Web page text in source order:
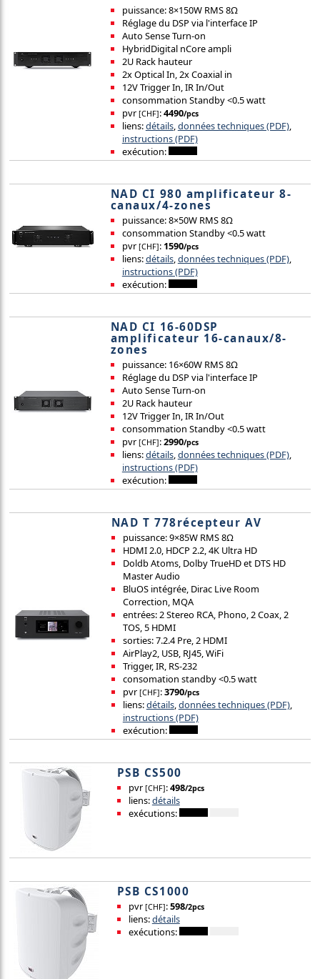
puissance: 8×150W RMS 8Ω
Réglage du DSP via l'interface IP
Auto Sense Turn-on
HybridDigital nCore ampli
2U Rack hauteur
2x Optical In, 2x Coaxial in
12V Trigger In, IR In/Out
consommation Standby <0.5 watt
pvr [CHF]:4490/pcs
liens:détails,données techniques (PDF),
instructions (PDF)
exécution:
NAD CI 980 amplificateur 8-
canaux/4-zones
puissance: 8×50W RMS 8Ω
consommation Standby <0.5 watt
pvr [CHF]: 1590/pcs
liens:détails,données techniques (PDF),
instructions (PDF)
exécution:
NAD CI 16-60DSP
amplificateur 16-canaux/8-
zones
puissance: 16×60W RMS 8Ω
Réglage du DSP via l'interface IP
Auto Sense Turn-on
2U Rack hauteur
12V Trigger In, IR In/Out
consommation Standby <0.5 watt
pvr [CHF]:2990/pcs
liens:détails,données techniques (PDF),
instructions (PDF)
exécution:
NAD T 778récepteur AV
puissance: 9×85W RMS 8Ω
HDMI 2.0, HDCP 2.2, 4K Ultra HD
Doldb Atoms, Dolby TrueHD et DTS HD
Master Audio
BluOS intégrée, Dirac Live Room
Correction, MQA
entrées: 2 Stereo RCA, Phono, 2 Coax, 2
TOS, 5 HDMI
sorties: 7.2.4 Pre, 2 HDMI
AirPlay2, USB, RJ45, WiFi
Trigger, IR, RS-232
consomation standby <0.5 watt
pvr [CHF]:3790/pcs
liens:détails,données techniques (PDF),
instructions (PDF)
exécution:
PSB CS500
pvr [CHF]:498/2pcs
liens:détails
exécutions:
PSB CS1000
pvr [CHF]:598/2pcs
liens:détails
exécutions: